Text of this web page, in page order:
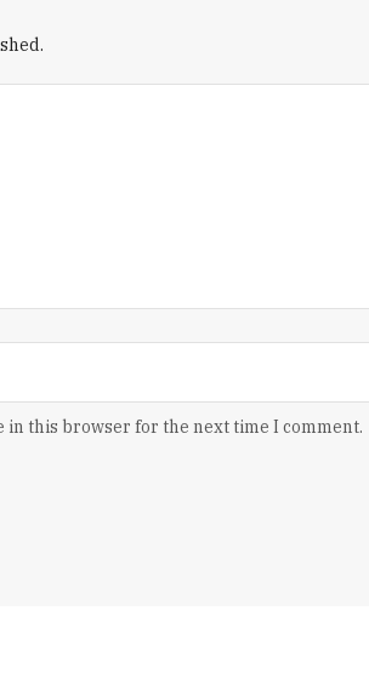
in this browser for the next time I comment.